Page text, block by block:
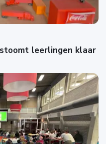
leerlingen klaar